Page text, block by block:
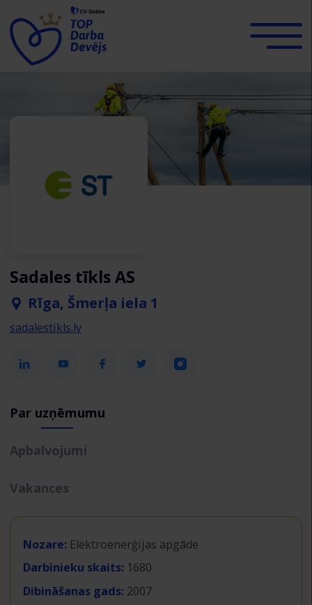
Sadales tīkls AS
Rīga, Šmerļa iela 1
sadalestikls.lv
Par uzņēmumu
Apbalvojumi
Vakances
Nozare: Elektroenerģijas apgāde
Darbinieku skaits: 1680
Dibināšanas gads: 2007